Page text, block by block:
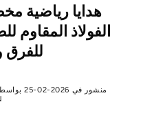
هدايا رياضية
الفولاذ المقاوم
للفرق
منشور في 2026-02-25